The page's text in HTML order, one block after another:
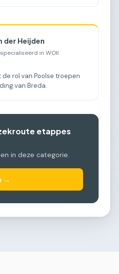
der Heijden
in WOII
rol van Poolse troepen
van Breda.
etappes
in deze categorie.
→